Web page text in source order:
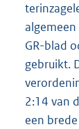
GR-blad
gebruikt.
2:14 van
een